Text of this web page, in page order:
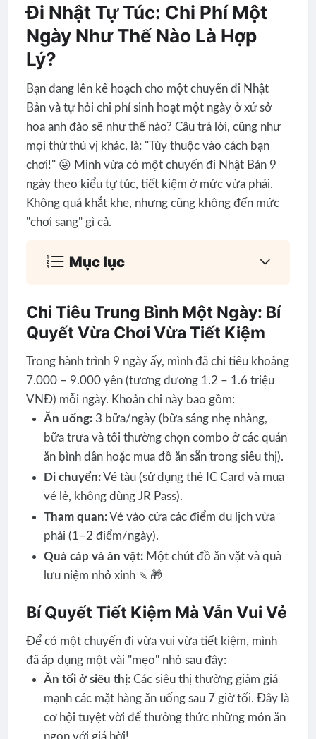
Đi Nhật Tự Túc: Chi Phí Một
Ngày Như Thế Nào Là Hợp
Lý?
Bạn đang lên kế hoạch cho một chuyến đi Nhật
Bản và tự hỏi chi phí sinh hoạt một ngày ở xứ sở
hoa anh đào sẽ như thế nào? Câu trả lời, cũng như
mọi thứ thú vị khác, là: "Tùy thuộc vào cách bạn
chơi!" 😜 Mình vừa có một chuyến đi Nhật Bản 9
ngày theo kiểu tự túc, tiết kiệm ở mức vừa phải.
Không quá khắt khe, nhưng cũng không đến mức
"chơi sang" gì cả.
Mục lục
Chi Tiêu Trung Bình Một Ngày: Bí
Quyết Vừa Chơi Vừa Tiết Kiệm
Trong hành trình 9 ngày ấy, mình đã chi tiêu khoảng
7.000 – 9.000 yên (tương đương 1.2 – 1.6 triệu
VNĐ) mỗi ngày. Khoản chi này bao gồm:
Ăn uống:3 bữa/ngày (bữa sáng nhẹ nhàng,
bữa trưa và tối thường chọn combo ở các quán
ăn bình dân hoặc mua đồ ăn sẵn trong siêu thị).
Di chuyển:Vé tàu (sử dụng thẻ IC Card và mua
vé lẻ, không dùng JR Pass).
Tham quan:Vé vào cửa các điểm du lịch vừa
phải (1–2 điểm/ngày).
Quà cáp và ăn vặt:Một chút đồ ăn vặt và quà
lưu niệm nhỏ xinh 🍡🎁
Bí Quyết Tiết Kiệm Mà Vẫn Vui Vẻ
Để có một chuyến đi vừa vui vừa tiết kiệm, mình
đã áp dụng một vài "mẹo" nhỏ sau đây:
Ăn tối ở siêu thị:Các siêu thị thường giảm giá
mạnh các mặt hàng ăn uống sau 7 giờ tối. Đây là
cơ hội tuyệt vời để thưởng thức những món ăn
ngon với giá hời!